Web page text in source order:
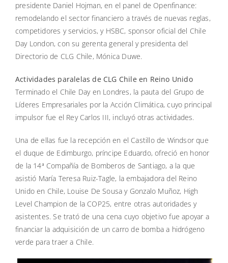
presidente Daniel Hojman, en el panel de Openfinance:
remodelando el sector financiero a través de nuevas reglas,
competidores y servicios, y HSBC, sponsor oficial del Chile
Day London, con su gerenta general y presidenta del
Directorio de CLG Chile, Mónica Duwe.
Actividades paralelas de CLG Chile en Reino Unido
Terminado el Chile Day en Londres, la pauta del Grupo de
Líderes Empresariales por la Acción Climática, cuyo principal
impulsor fue el Rey Carlos III, incluyó otras actividades.
Una de ellas fue la recepción en el Castillo de Windsor que
el duque de Edimburgo, príncipe Eduardo, ofreció en honor
de la 14ª Compañía de Bomberos de Santiago, a la que
asistió María Teresa Ruiz-Tagle, la embajadora del Reino
Unido en Chile, Louise De Sousa y Gonzalo Muñoz, High
Level Champion de la COP25, entre otras autoridades y
asistentes. Se trató de una cena cuyo objetivo fue apoyar a
financiar la adquisición de un carro de bomba a hidrógeno
verde para traer a Chile.